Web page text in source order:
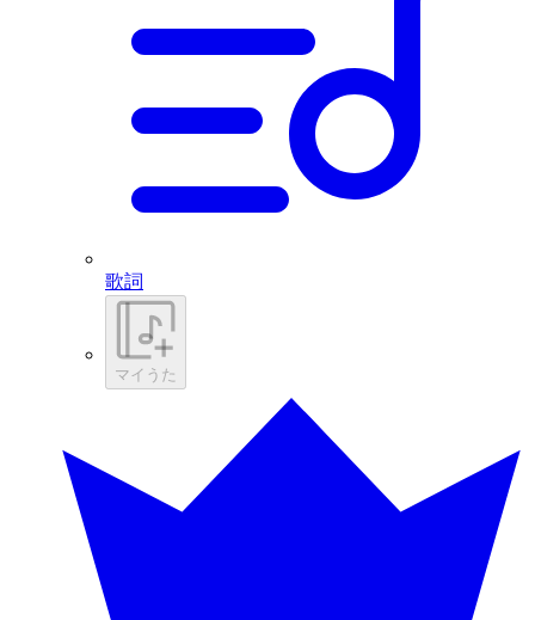
歌詞
マイうた